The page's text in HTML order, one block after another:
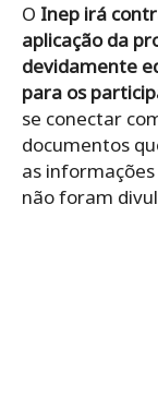
O Inep irá
aplicação da
devidamente
para os
se conectar
documentos
as
não foram